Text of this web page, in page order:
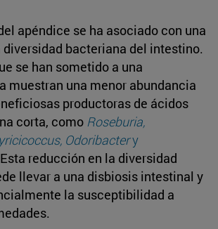
apéndice se ha asociado con una
bacteriana del intestino.
se han sometido a una
muestran una menor abundancia
productoras de ácidos
corta, como Roseburia,
Odoribactery
reducción en la diversidad
llevar a una disbiosis intestinal y
la susceptibilidad a